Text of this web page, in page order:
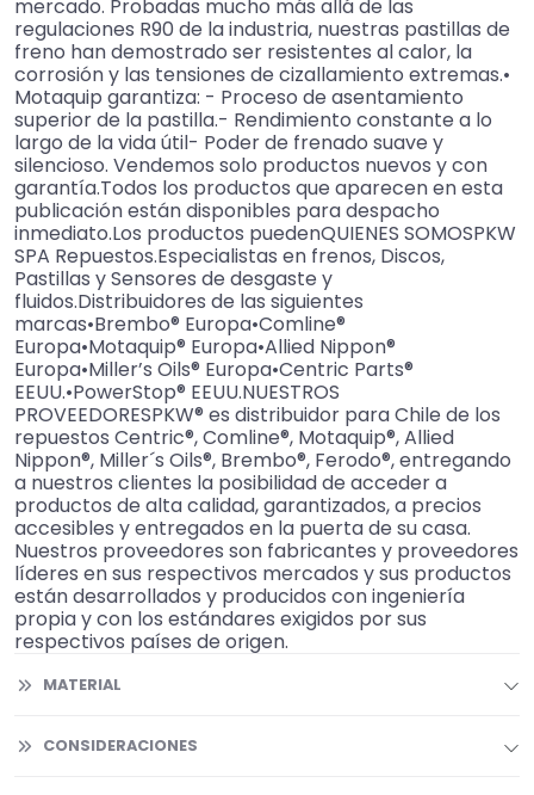
mercado. Probadas mucho más allá de las
regulaciones R90 de la industria, nuestras pastillas de
freno han demostrado ser resistentes al calor, la
corrosión y las tensiones de cizallamiento extremas.•
Motaquip garantiza: - Proceso de asentamiento
superior de la pastilla.- Rendimiento constante a lo
largo de la vida útil- Poder de frenado suave y
silencioso. Vendemos solo productos nuevos y con
garantía.Todos los productos que aparecen en esta
publicación están disponibles para despacho
inmediato.Los productos puedenQUIENES SOMOSPKW
SPA Repuestos.Especialistas en frenos, Discos,
Pastillas y Sensores de desgaste y
fluidos.Distribuidores de las siguientes
marcas•Brembo® Europa•Comline®
Europa•Motaquip® Europa•Allied Nippon®
Europa•Miller’s Oils® Europa•Centric Parts®
EEUU.•PowerStop® EEUU.NUESTROS
PROVEEDORESPKW® es distribuidor para Chile de los
repuestos Centric®, Comline®, Motaquip®, Allied
Nippon®, Miller´s Oils®, Brembo®, Ferodo®, entregando
a nuestros clientes la posibilidad de acceder a
productos de alta calidad, garantizados, a precios
accesibles y entregados en la puerta de su casa.
Nuestros proveedores son fabricantes y proveedores
líderes en sus respectivos mercados y sus productos
están desarrollados y producidos con ingeniería
propia y con los estándares exigidos por sus
respectivos países de origen.
MATERIAL
CONSIDERACIONES